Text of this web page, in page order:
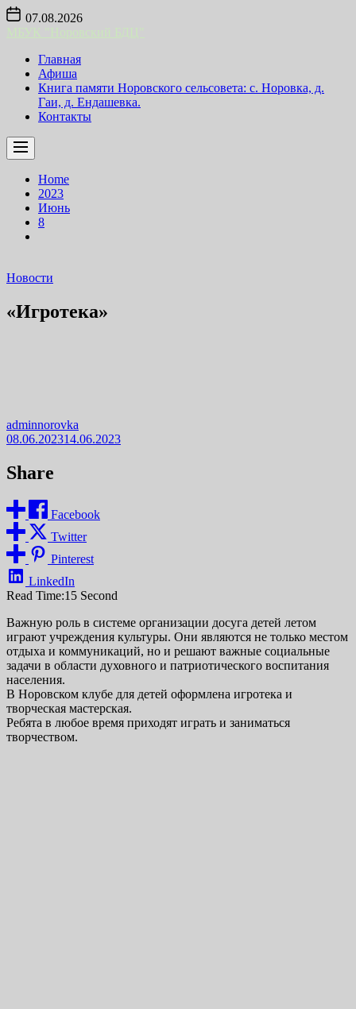
Skip
content
07.08.2026
Главная
Афиша
Книга памяти Норовского сельсовета: с. Норовка, д.
Гаи, д. Ендашевка.
Контакты
Home
2023
Июнь
8
Новости
«Игротека»
adminnorovka
08.06.202314.06.2023
Share
Facebook
Twitter
Pinterest
LinkedIn
Read Time:15 Second
Важную роль в системе организации досуга детей летом
играют учреждения культуры. Они являются не только местом
отдыха и коммуникаций, но и решают важные социальные
задачи в области духовного и патриотического воспитания
населения.
В Норовском клубе для детей оформлена игротека и
творческая мастерская.
Ребята в любое время приходят играть и заниматься
творчеством.